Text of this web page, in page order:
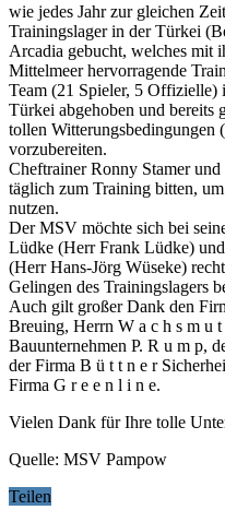
wie jedes Jahr zur gleichen
Trainingslager in der Türkei
Arcadia gebucht, welches mit
Mittelmeer hervorragende
Team (21 Spieler, 5
Türkei abgehoben und bereits
tollen Witterungsbedingungen
vorzubereiten.
Cheftrainer Ronny Stamer
täglich zum Training bitten,
nutzen.
Der MSV möchte sich bei
Lüdke (Herr Frank Lüdke)
(Herr Hans-Jörg Wüseke)
Gelingen des Trainingslagers
Auch gilt großer Dank den
Breuing, Herrn W a c h s m u
Bauunternehmen P. R u m p,
der Firma B ü t t n e r
Firma G r e e n l i n e.
Vielen Dank für Ihre tolle
Quelle: MSV Pampow
Teilen